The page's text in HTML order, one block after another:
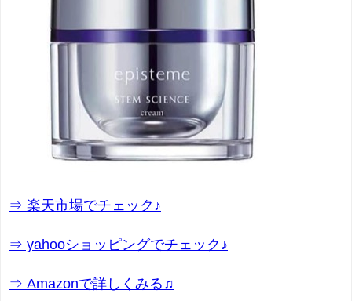
⇒ 楽天市場でチェック♪
⇒ yahooショッピングでチェック♪
⇒ Amazonで詳しくみる♫